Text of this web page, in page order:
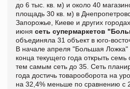
до 6 тыс. кв. м) и около 40
площадь 30 кв. м) в
Запорожье, Киеве и других
июня сеть супермаркетов
объединяла 31 объект в юго-
В начале апреля "Большая
конца текущего года открыть
тем самым сеть до 35. Сеть
года достичь товарооборота на
на 32,4% меньше по сравнению с